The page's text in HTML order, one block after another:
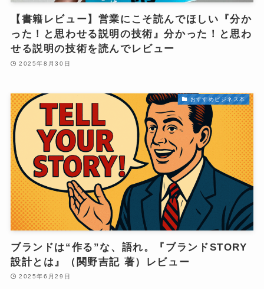
【書籍レビュー】営業にこそ読んでほしい『分か
った！と思わせる説明の技術』分かった！と思わ
せる説明の技術を読んでレビュー
2025年8月30日
おすすめビジネス本
ブランドは“作る”な、語れ。『ブランドSTORY
設計とは』（関野吉記 著）レビュー
2025年6月29日